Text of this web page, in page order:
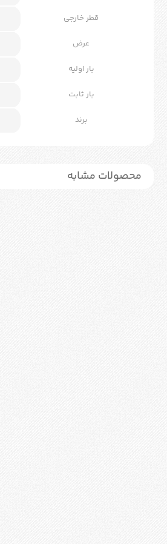
قطر خارجی
عرض
بار اولیه
بار ثابت
برند
محصولات مشابه